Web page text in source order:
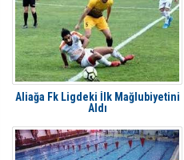
Aliağa Fk Ligdeki İlk Mağlubiyetini
Aldı